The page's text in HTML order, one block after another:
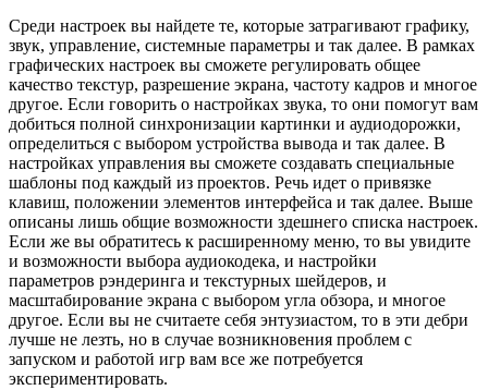
Среди настроек вы найдете те, которые затрагивают графику,
звук, управление, системные параметры и так далее. В рамках
графических настроек вы сможете регулировать общее
качество текстур, разрешение экрана, частоту кадров и многое
другое. Если говорить о настройках звука, то они помогут вам
добиться полной синхронизации картинки и аудиодорожки,
определиться с выбором устройства вывода и так далее. В
настройках управления вы сможете создавать специальные
шаблоны под каждый из проектов. Речь идет о привязке
клавиш, положении элементов интерфейса и так далее. Выше
описаны лишь общие возможности здешнего списка настроек.
Если же вы обратитесь к расширенному меню, то вы увидите
и возможности выбора аудиокодека, и настройки
параметров рэндеринга и текстурных шейдеров, и
масштабирование экрана с выбором угла обзора, и многое
другое. Если вы не считаете себя энтузиастом, то в эти дебри
лучше не лезть, но в случае возникновения проблем с
запуском и работой игр вам все же потребуется
экспериментировать.